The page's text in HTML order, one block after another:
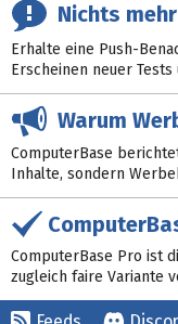
Nichts
Erhalte eine Push-
Erscheinen neuer Tests
Warum
ComputerBase
Inhalte, sondern
ComputerBase Pro ist
zugleich faire Variante